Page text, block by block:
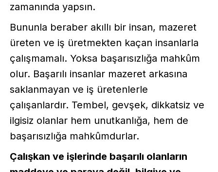
zamanında yapsın.
Bununla beraber akıllı bir insan, mazeret
üreten ve iş üretmekten kaçan insanlarla
çalışmamalı. Yoksa başarısızlığa mahkûm
olur. Başarılı insanlar mazeret arkasına
saklanmayan ve iş üretenlerle
çalışanlardır. Tembel, gevşek, dikkatsiz ve
ilgisiz olanlar hem unutkanlığa, hem de
başarısızlığa mahkûmdurlar.
Çalışkan ve işlerinde başarılı olanların